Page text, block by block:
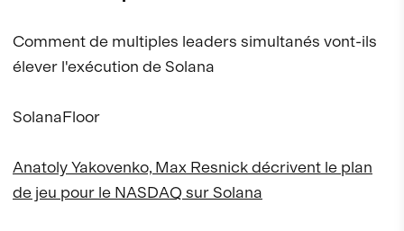
Comment de multiples leaders simultanés vont-ils
élever l'exécution de Solana
SolanaFloor
Anatoly Yakovenko, Max Resnick décrivent le plan
de jeu pour le NASDAQ sur Solana